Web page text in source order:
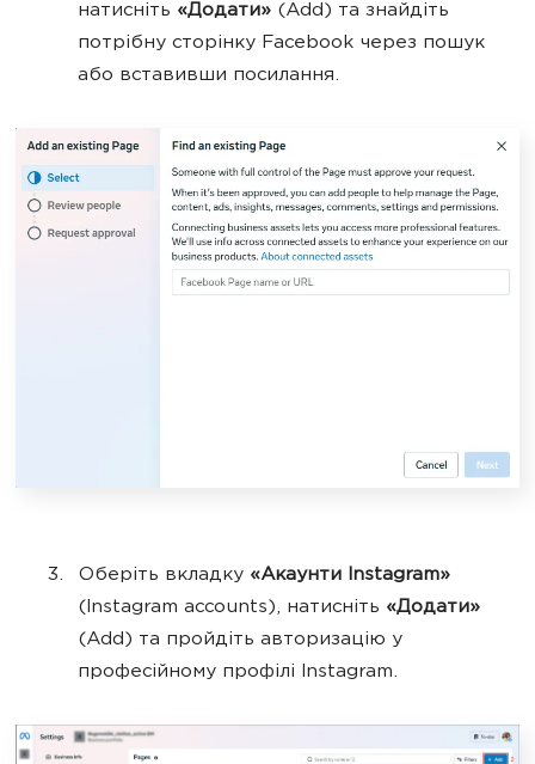
натисніть «Додати» (Add) та знайдіть
потрібну сторінку Facebook через пошук
або вставивши посилання.
Оберіть вкладку «Акаунти Instagram»
(Instagram accounts), натисніть «Додати»
(Add) та пройдіть авторизацію у
професійному профілі Instagram.